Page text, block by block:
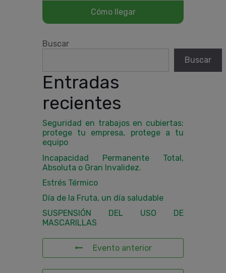
Buscar
Buscar
Entradas
recientes
Seguridad en trabajos en cubiertas:
protege tu empresa, protege a tu
equipo
Incapacidad Permanente Total,
Absoluta o Gran Invalidez.
Estrés Térmico
Día de la Fruta, un día saludable
SUSPENSIÓN DEL USO DE
MASCARILLAS
Evento anterior